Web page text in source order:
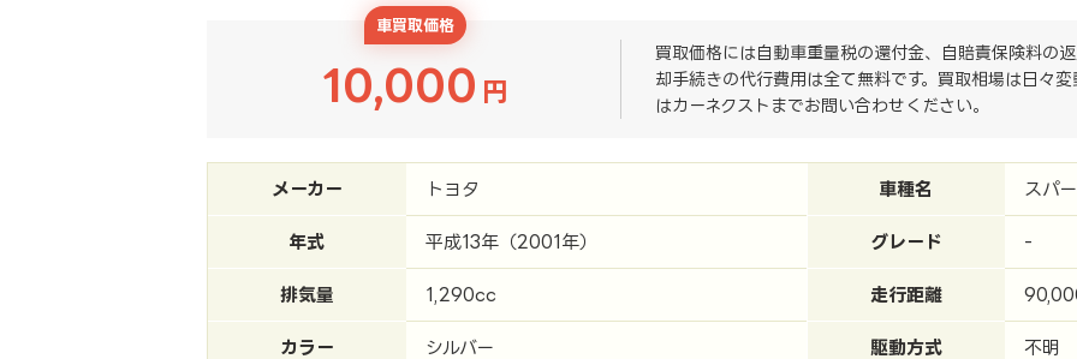
車買取価格
10,000 円
買取価格には自動車重量税の還付金、自賠責保険料の
却手続きの代行費用は全て無料です。買取相場は日々
はカーネクストまでお問い合わせください。
メーカー トヨタ 車種名 スパ
年式 平成13年（2001年） グレード -
排気量 1,290cc 走行距離
カラー シルバー 駆動方式 不明